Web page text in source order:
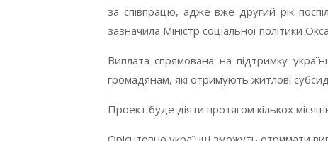
за співпрацю, адже вже другий рік
зазначила Міністр соціальної політики
Виплата спрямована на підтримку
громадянам, які отримують житлові
Проект буде діяти протягом кількох